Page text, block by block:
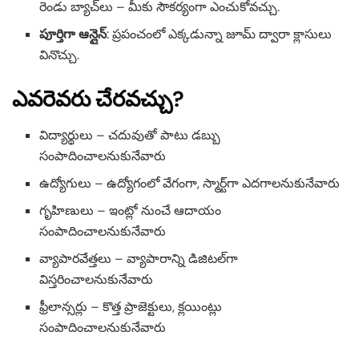
రెండు బ్యాచ్‌లు – మీకు సౌకర్యంగా ఎంచుకోవచ్చు.
పూర్తిగా ఆన్లైన్: ప్రపంచంలో ఎక్కడున్నా జూమ్ ద్వారా క్లాసులు
వినొచ్చు.
ఎవరెవరు చేరవచ్చు?
విద్యార్థులు – చదువుతో పాటు డబ్బు
సంపాదించాలనుకునేవారు
ఉద్యోగులు – ఉద్యోగంలో వేగంగా, స్మార్ట్‌గా ఎదగాలనుకునేవారు
గృహిణులు – ఇంట్లో నుంచే ఆదాయం
సంపాదించాలనుకునేవారు
వ్యాపారవేత్తలు – వ్యాపారాన్ని డిజిటల్‌గా
విస్తరించాలనుకునేవారు
ఫ్రీలాన్సర్లు – కొత్త ప్రాజెక్టులు, క్లయింట్లు
సంపాదించాలనుకునేవారు